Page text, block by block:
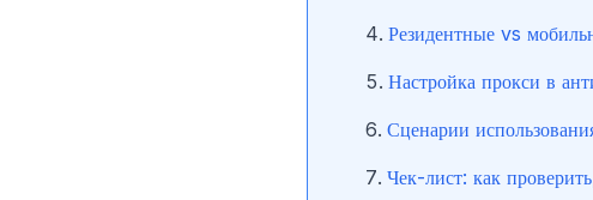
Резидентные vs
Настройка прокси в
Сценарии
Чек-лист: как